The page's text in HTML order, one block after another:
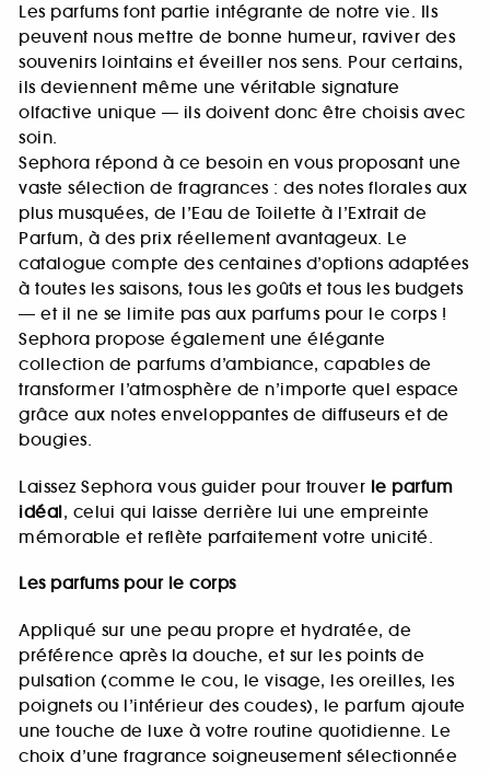
Les parfums font partie intégrante de notre vie. Ils
peuvent nous mettre de bonne humeur, raviver des
souvenirs lointains et éveiller nos sens. Pour certains,
ils deviennent même une véritable signature
olfactive unique — ils doivent donc être choisis avec
soin.
Sephora répond à ce besoin en vous proposant une
vaste sélection de fragrances : des notes florales aux
plus musquées, de l’Eau de Toilette à l’Extrait de
Parfum, à des prix réellement avantageux. Le
catalogue compte des centaines d’options adaptées
à toutes les saisons, tous les goûts et tous les budgets
— et il ne se limite pas aux parfums pour le corps !
Sephora propose également une élégante
collection de parfums d’ambiance, capables de
transformer l’atmosphère de n’importe quel espace
grâce aux notes enveloppantes de diffuseurs et de
bougies.
Laissez Sephora vous guider pour trouver le parfum
idéal, celui qui laisse derrière lui une empreinte
mémorable et reflète parfaitement votre unicité.
Les parfums pour le corps
Appliqué sur une peau propre et hydratée, de
préférence après la douche, et sur les points de
pulsation (comme le cou, le visage, les oreilles, les
poignets ou l’intérieur des coudes), le parfum ajoute
une touche de luxe à votre routine quotidienne. Le
choix d’une fragrance soigneusement sélectionnée